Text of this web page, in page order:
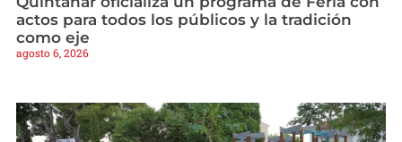
actos para todos los públicos y la tradición
como eje
agosto 6, 2026